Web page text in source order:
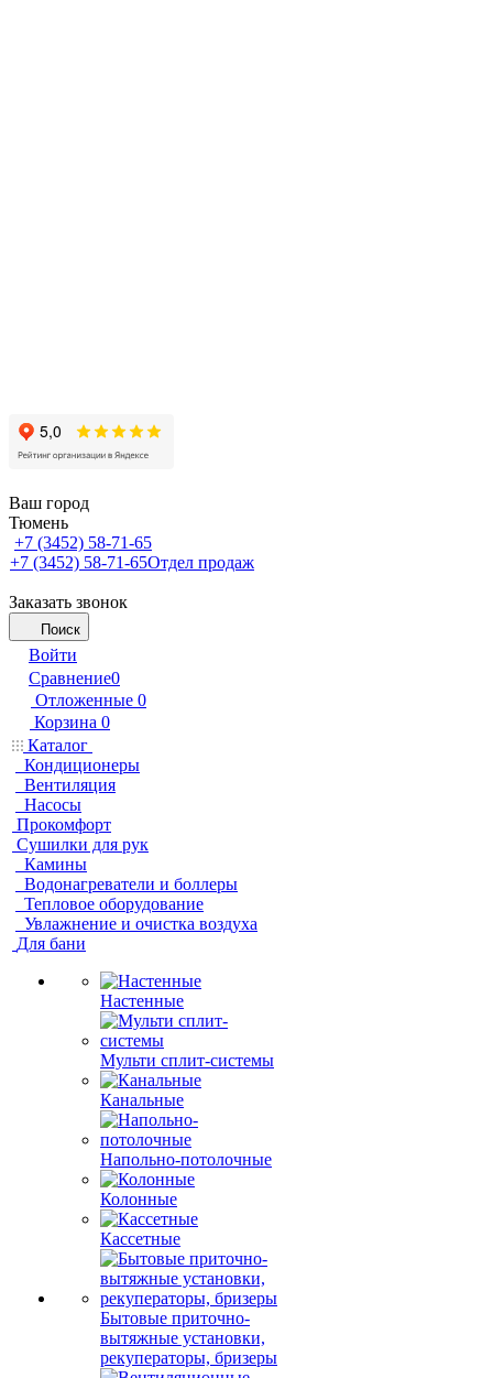
Ваш город
Тюмень
+7 (3452) 58-71-65
+7 (3452) 58-71-65Отдел продаж
Заказать звонок
Поиск
Войти
Сравнение0
Отложенные 0
Корзина 0
Каталог
Кондиционеры
Вентиляция
Насосы
Прокомфорт
Сушилки для рук
Камины
Водонагреватели и боллеры
Тепловое оборудование
Увлажнение и очистка воздуха
Для бани
Настенные
Мульти сплит-системы
Канальные
Напольно-потолочные
Колонные
Кассетные
Бытовые приточно-
вытяжные установки,
рекуператоры, бризеры